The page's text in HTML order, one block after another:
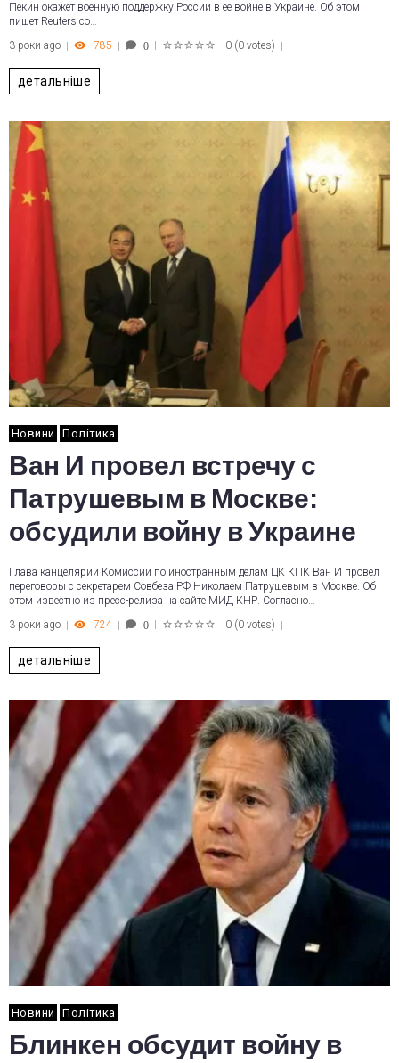
Пекин окажет военную поддержку России в ее войне в Украине. Об этом
пишет Reuters со…
3 роки ago
785 0 0 (0 votes)
детальніше
Новини Політика
Ван И провел встречу с
Патрушевым в Москве:
обсудили войну в Украине
Глава канцелярии Комиссии по иностранным делам ЦК КПК Ван И провел
переговоры с секретарем Совбеза РФ Николаем Патрушевым в Москве. Об
этом известно из пресс-релиза на сайте МИД КНР. Согласно…
3 роки ago
724 0 0 (0 votes)
детальніше
Новини Політика
Блинкен обсудит войну в